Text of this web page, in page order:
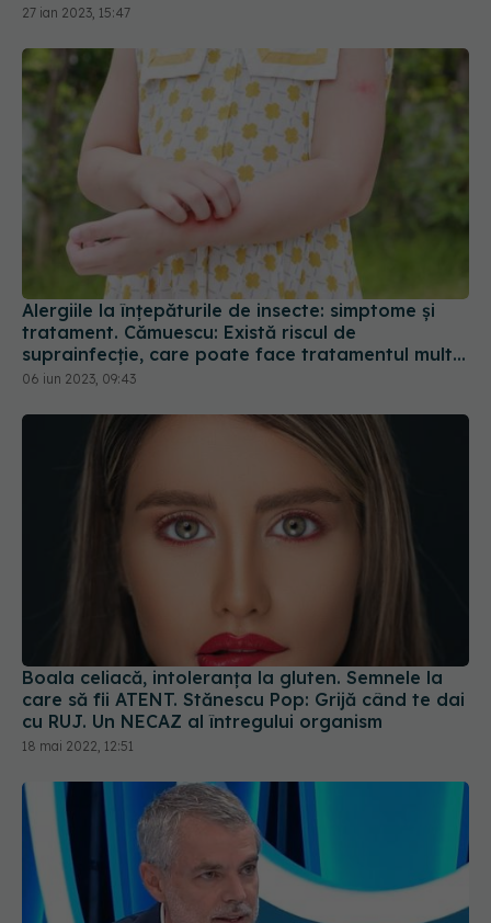
27 ian 2023, 15:47
Alergiile la înțepăturile de insecte: simptome și
tratament. Cămuescu: Există riscul de
suprainfecție, care poate face tratamentul mult
mai dificil
06 iun 2023, 09:43
Boala celiacă, intoleranța la gluten. Semnele la
care să fii ATENT. Stănescu Pop: Grijă când te dai
cu RUJ. Un NECAZ al întregului organism
18 mai 2022, 12:51